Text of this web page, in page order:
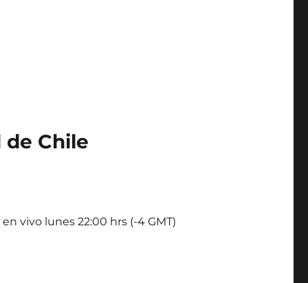
de Chile
en vivo lunes 22:00 hrs (-4 GMT)